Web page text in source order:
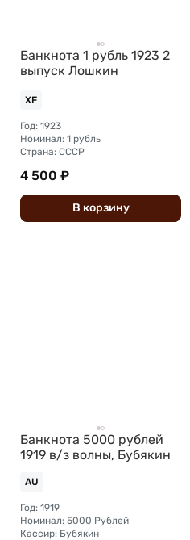
Банкнота 1 рубль 1923 2
выпуск Лошкин
XF
Год: 1923
Номинал: 1 рубль
Страна: СССР
4 500 ₽
В корзину
Банкнота 5000 рублей
1919 в/з волны, Бубякин
AU
Год: 1919
Номинал: 5000 Рублей
Кассир: Бубякин